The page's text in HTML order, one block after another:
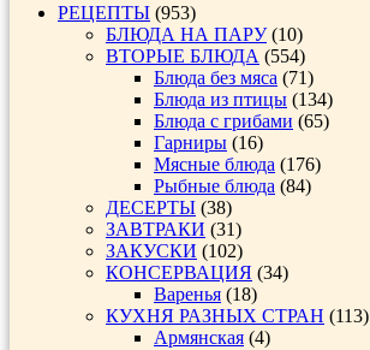
РЕЦЕПТЫ (953)
БЛЮДА НА ПАРУ(10)
ВТОРЫЕ БЛЮДА (554)
Блюда без мяса (71)
Блюда из птицы (134)
Блюда с грибами (65)
Гарниры (16)
Мясные блюда (176)
Рыбные блюда (84)
ДЕСЕРТЫ (38)
ЗАВТРАКИ (31)
ЗАКУСКИ (102)
КОНСЕРВАЦИЯ (34)
Варенья (18)
КУХНЯ РАЗНЫХ СТРАН (113)
Армянская (4)